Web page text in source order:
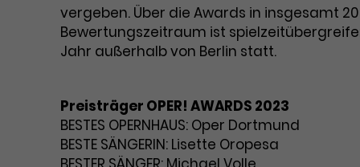
vergeben. Über die Awards in insgesamt
Bewertungszeitraum ist
Jahr außerhalb von Berlin statt.
Preisträger OPER! AWARDS 2023
BESTES OPERNHAUS: Oper Dortmund
BESTE SÄNGERIN: Lisette Oropesa